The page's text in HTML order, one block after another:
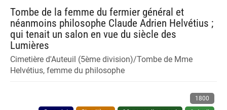
Tombe de la femme du fermier général et
néanmoins philosophe Claude Adrien Helvétius ;
qui tenait un salon en vue du siècle des
Lumières
Cimetière d'Auteuil (5ème division)/Tombe de Mme
Helvétius, femme du philosophe
1800